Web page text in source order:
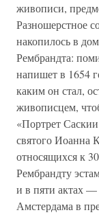
живописи,
Разношерстное
накопилось в
Рембрандта:
напишет в 1654
каким он стал,
живописцем,
«Портрет
святого Иоанна
относящихся к
Рембрандту
и в пяти актах —
Амстердама в